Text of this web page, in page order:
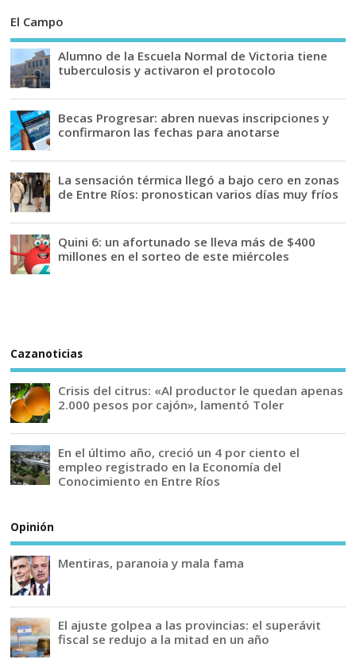
El Campo
Alumno de la Escuela Normal de Victoria tiene
tuberculosis y activaron el protocolo
Becas Progresar: abren nuevas inscripciones y
confirmaron las fechas para anotarse
La sensación térmica llegó a bajo cero en zonas
de Entre Ríos: pronostican varios días muy fríos
Quini 6: un afortunado se lleva más de $400
millones en el sorteo de este miércoles
Cazanoticias
Crisis del citrus: «Al productor le quedan apenas
2.000 pesos por cajón», lamentó Toler
En el último año, creció un 4 por ciento el
empleo registrado en la Economía del
Conocimiento en Entre Ríos
Opinión
Mentiras, paranoia y mala fama
El ajuste golpea a las provincias: el superávit
fiscal se redujo a la mitad en un año